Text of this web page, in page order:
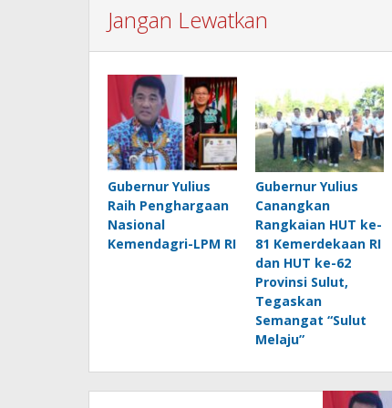
Jangan Lewatkan
Gubernur Yulius
Raih Penghargaan
Nasional
Kemendagri-LPM RI
Gubernur Yulius
Canangkan
Rangkaian HUT ke-
81 Kemerdekaan RI
dan HUT ke-62
Provinsi Sulut,
Tegaskan
Semangat “Sulut
Melaju”